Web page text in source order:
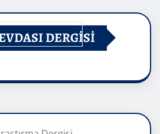
DERGİSİ